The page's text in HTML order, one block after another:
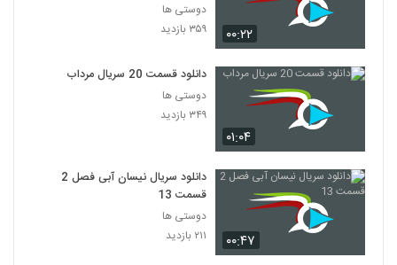
سریال Friends فصل اول قسمت 23
۲۰۶ بازدید
25
سریال Friends فصل دوم قسمت 1
سریال Friends فصل دوم قسمت 2
۴۹۹ بازدید
۰۰:۲۲
دوستی ها
۳۵۹ بازدید
۰۱:۰۴
دانلود قسمت 20 سریال مرداب
دوستی ها
۳۴۹ بازدید
۰۰:۴۷
دانلود سریال نیسان آبی فصل 2
قسمت 13
دوستی ها
۲۱۱ بازدید